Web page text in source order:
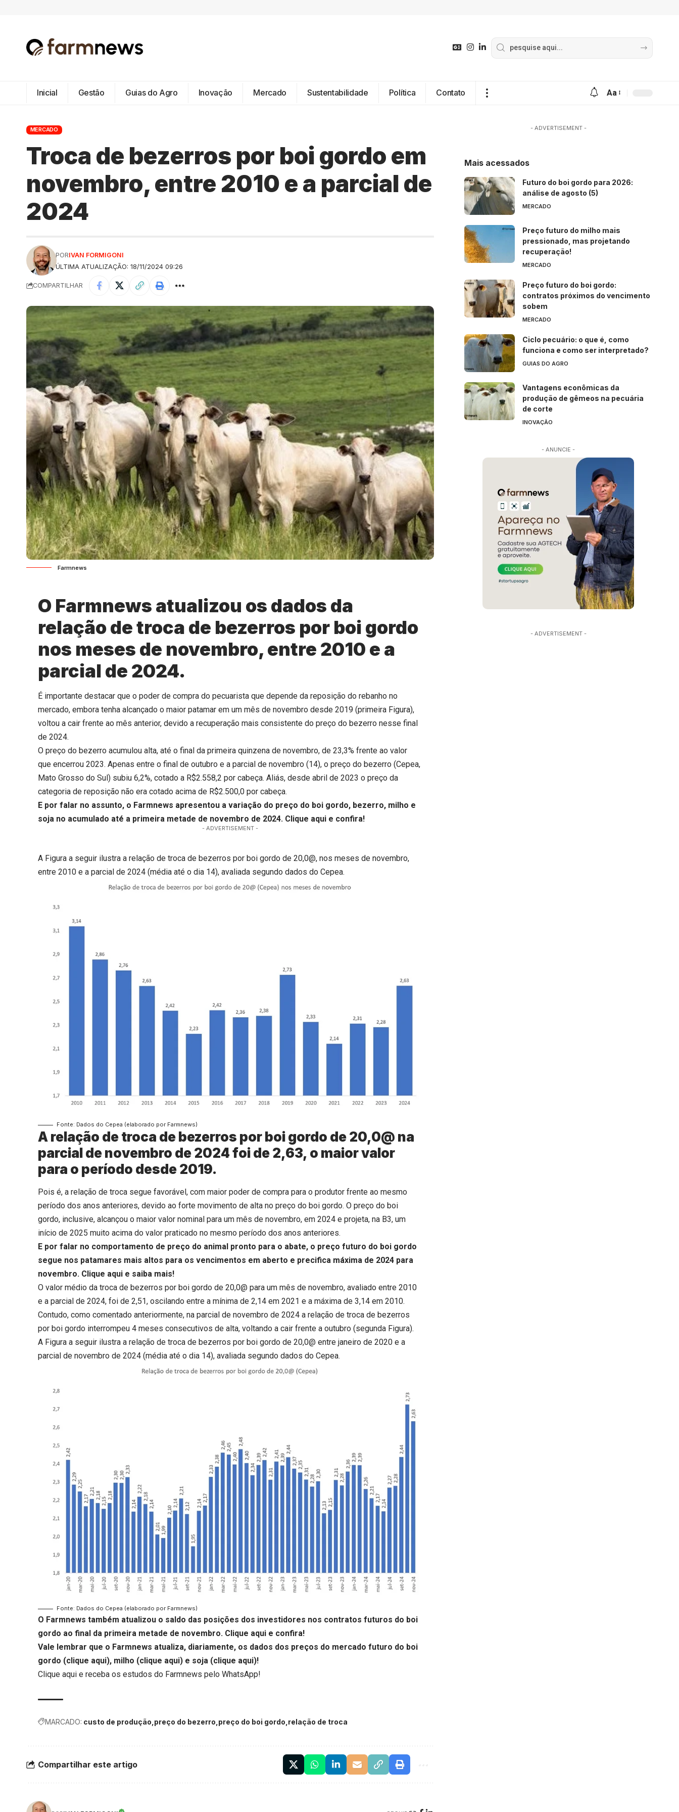
Inicial Gestão Guias do Agro Inovação Mercado Sustentabilidade Política Contato Aa
MERCADO
Troca de bezerros por boi gordo em
novembro, entre 2010 e a parcial de
2024
ÚLTIMA ATUALIZAÇÃO: 18/11/2024 09:26
PORIVAN FORMIGONI
COMPARTILHAR
Farmnews
O Farmnews atualizou os dados da
relação de troca de bezerros por boi gordo
nos meses de novembro, entre 2010 e a
parcial de 2024.
É importante destacar que o poder de compra do pecuarista que depende da reposição do rebanho no
mercado, embora tenha alcançado o maior patamar em um mês de novembro desde 2019 (primeira Figura),
voltou a cair frente ao mês anterior, devido a recuperação mais consistente do preço do bezerro nesse final
de 2024.
O preço do bezerro acumulou alta, até o final da primeira quinzena de novembro, de 23,3% frente ao valor
que encerrou 2023. Apenas entre o final de outubro e a parcial de novembro (14), o preço do bezerro (Cepea,
Mato Grosso do Sul) subiu 6,2%, cotado a R$2.558,2 por cabeça. Aliás, desde abril de 2023 o preço da
categoria de reposição não era cotado acima de R$2.500,0 por cabeça.
E por falar no assunto, o Farmnews apresentou a variação do preço do boi gordo, bezerro, milho e
soja no acumulado até a primeira metade de novembro de 2024. Clique aqui e confira!
- ADVERTISEMENT -
A Figura a seguir ilustra a relação de troca de bezerros por boi gordo de 20,0@, nos meses de novembro,
entre 2010 e a parcial de 2024 (média até o dia 14), avaliada segundo dados do Cepea.
Fonte: Dados do Cepea (elaborado por Farmnews)
A relação de troca de bezerros por boi gordo de 20,0@ na
parcial de novembro de 2024 foi de 2,63, o maior valor
para o período desde 2019.
Pois é, a relação de troca segue favorável, com maior poder de compra para o produtor frente ao mesmo
período dos anos anteriores, devido ao forte movimento de alta no preço do boi gordo. O preço do boi
gordo, inclusive, alcançou o maior valor nominal para um mês de novembro, em 2024 e projeta, na B3, um
início de 2025 muito acima do valor praticado no mesmo período dos anos anteriores.
E por falar no comportamento de preço do animal pronto para o abate, o preço futuro do boi gordo
segue nos patamares mais altos para os vencimentos em aberto e precifica máxima de 2024 para
novembro. Clique aqui e saiba mais!
O valor médio da troca de bezerros por boi gordo de 20,0@ para um mês de novembro, avaliado entre 2010
e a parcial de 2024, foi de 2,51, oscilando entre a mínima de 2,14 em 2021 e a máxima de 3,14 em 2010.
Contudo, como comentado anteriormente, na parcial de novembro de 2024 a relação de troca de bezerros
por boi gordo interrompeu 4 meses consecutivos de alta, voltando a cair frente a outubro (segunda Figura).
A Figura a seguir ilustra a relação de troca de bezerros por boi gordo de 20,0@ entre janeiro de 2020 e a
parcial de novembro de 2024 (média até o dia 14), avaliada segundo dados do Cepea.
Fonte: Dados do Cepea (elaborado por Farmnews)
O Farmnews também atualizou o saldo das posições dos investidores nos contratos futuros do boi
gordo ao final da primeira metade de novembro. Clique aqui e confira!
Vale lembrar que o Farmnews atualiza, diariamente, os dados dos preços do mercado futuro do boi
gordo (clique aqui), milho (clique aqui) e soja (clique aqui)!
Clique aqui e receba os estudos do Farmnews pelo WhatsApp!
MARCADO: custo de produção preço do bezerro preço do boi gordo relação de troca
Compartilhar este artigo
- ADVERTISEMENT -
Mais acessados
Futuro do boi gordo para 2026:
análise de agosto (5)
MERCADO
Preço futuro do milho mais
pressionado, mas projetando
recuperação!
MERCADO
Preço futuro do boi gordo:
contratos próximos do vencimento
sobem
MERCADO
Ciclo pecuário: o que é, como
funciona e como ser interpretado?
GUIAS DO AGRO
Vantagens econômicas da
produção de gêmeos na pecuária
de corte
INOVAÇÃO
- ANUNCIE -
- ADVERTISEMENT -